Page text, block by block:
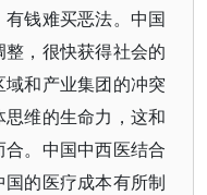
钱难买恶法。中国
，很快获得社会的
和产业集团的冲突
维的生命力，这和
。中国中西医结合
的医疗成本有所制